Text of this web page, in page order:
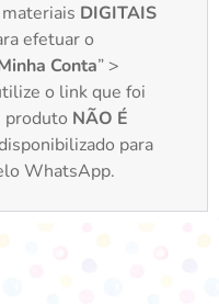
DIGITAIS
efetuar o
Conta” >
o link que foi
produto NÃO É
para
WhatsApp.